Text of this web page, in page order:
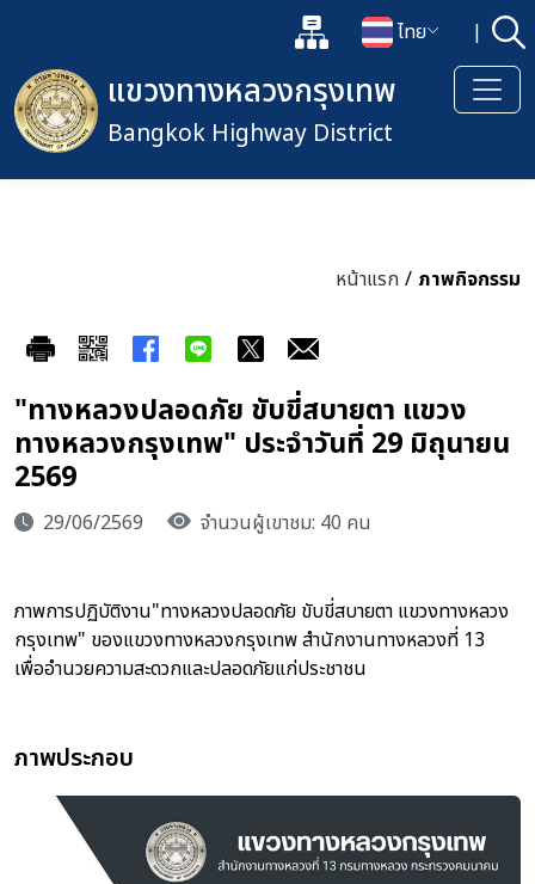
แผนผังเว็บไซต์
เปลี่ยนภาษา
ไทย | ค้
เปิดกล่องค้นหาข้อมูลหลักของเ
แขวงทางหลวงกรุงเทพ
Bangkok Highway District
หน้าแรก / ภาพกิจกรรม
"ทางหลวงปลอดภัย ขับขี่สบายตา แขวง
ทางหลวงกรุงเทพ" ประจำวันที่ 29 มิถุนายน
2569
29/06/2569 จำนวนผู้เขาชม: 40 คน
ภาพการปฏิบัติงาน"ทางหลวงปลอดภัย ขับขี่สบายตา แขวงทางหลวง
กรุงเทพ" ของแขวงทางหลวงกรุงเทพ สำนักงานทางหลวงที่ 13
เพื่ออำนวยความสะดวกและปลอดภัยแก่ประชาชน
ภาพประกอบ